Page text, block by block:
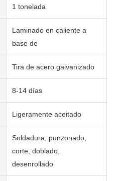
1 tonelada
Laminado en caliente a
base de
Tira de acero galvanizado
8-14 días
Ligeramente aceitado
Soldadura, punzonado,
corte, doblado,
desenrollado